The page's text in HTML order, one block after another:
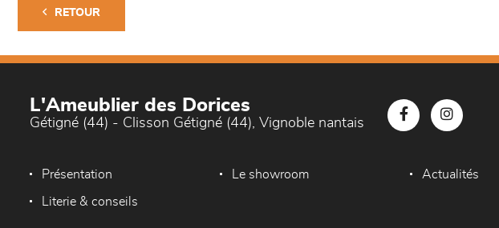
RETOUR
L'Ameublier des Dorices
Gétigné (44) - Clisson Gétigné (44), Vignoble nantais
Présentation Le showroom Actualités
Literie & conseils